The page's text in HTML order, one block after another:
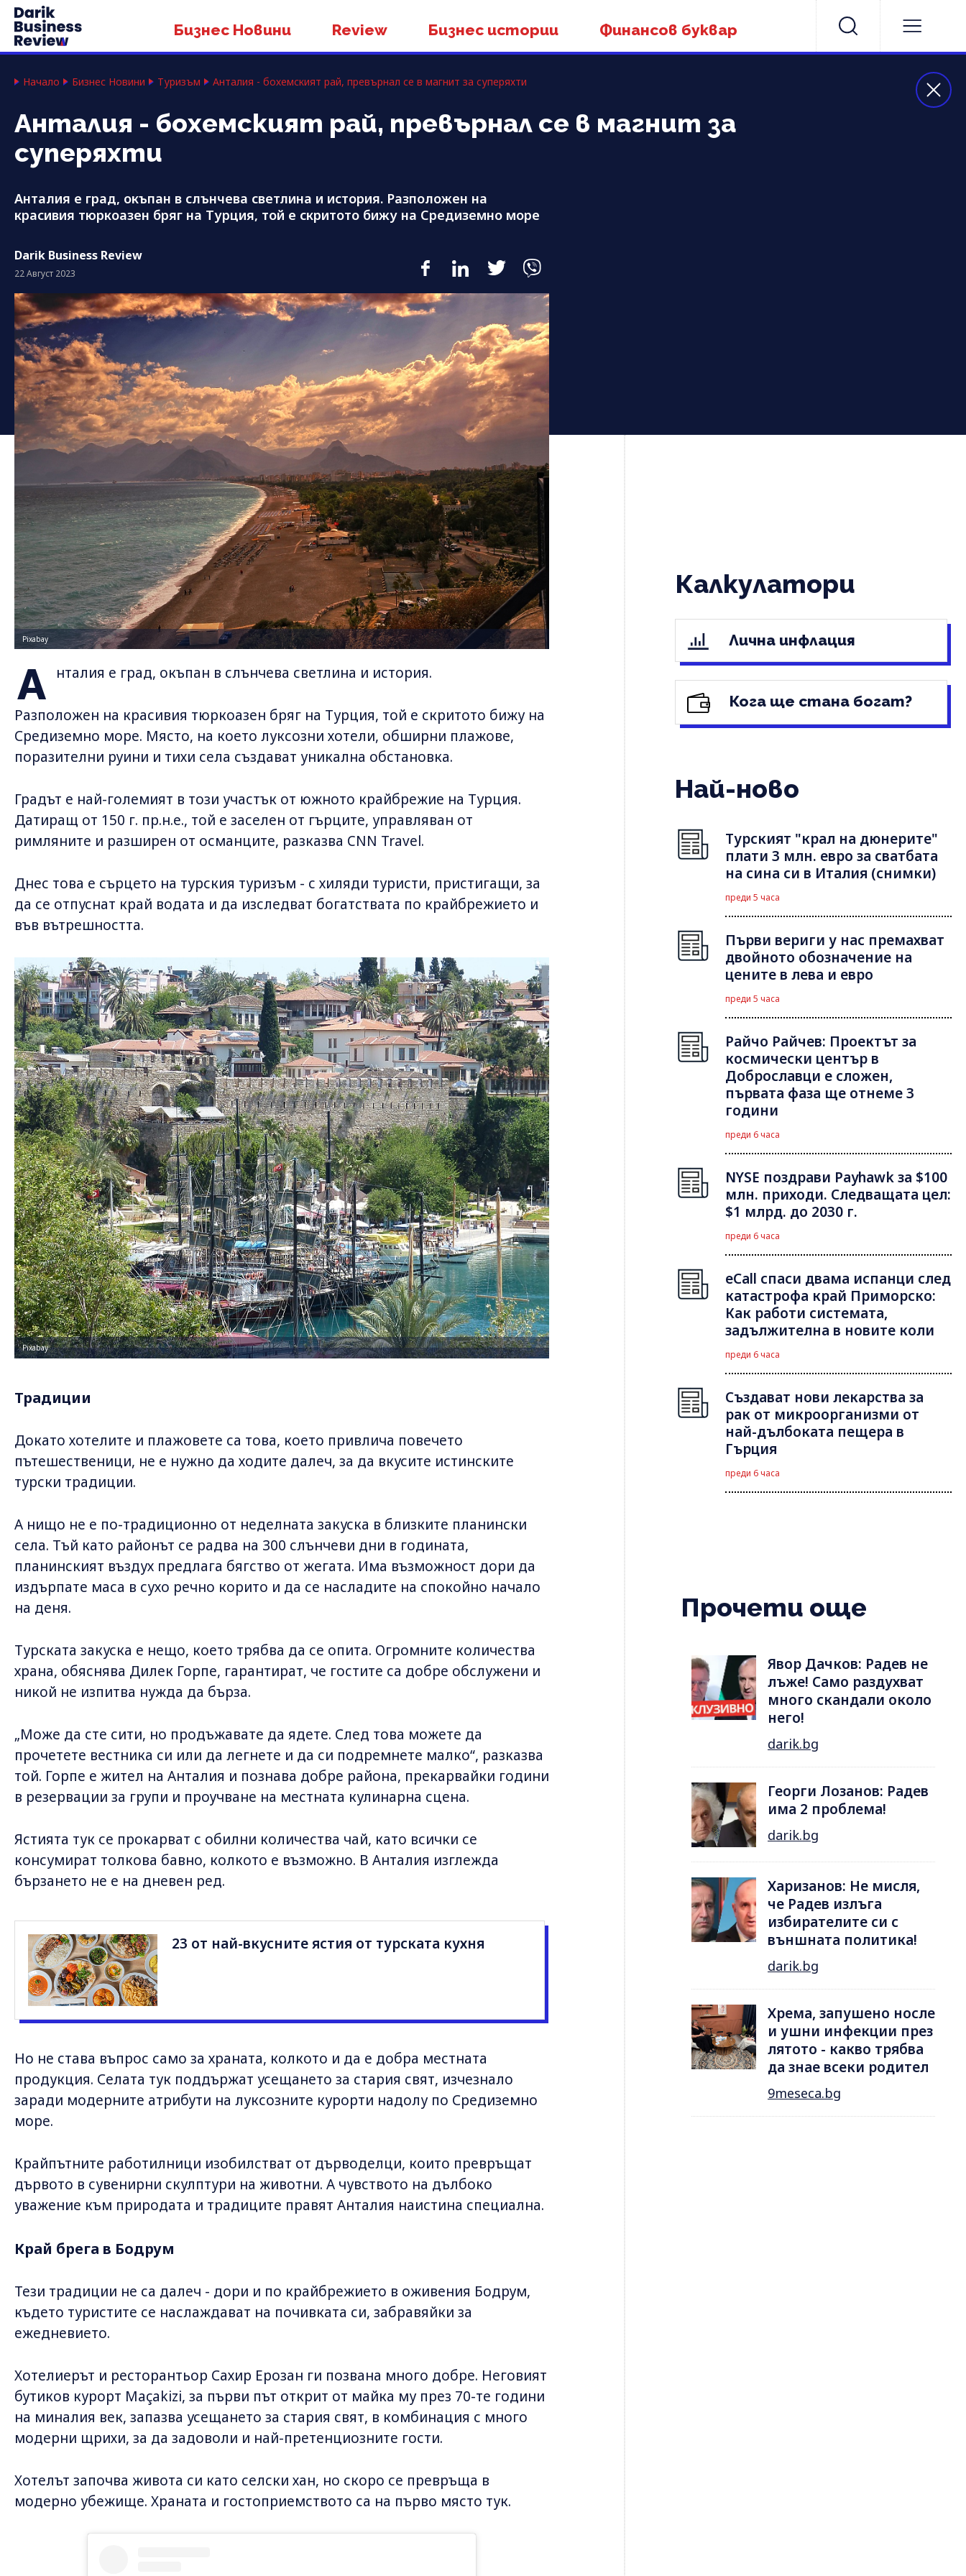
Бизнес Новини Review Бизнес истории Финансов буквар
Начало Бизнес Новини Туризъм Анталия - бохемският рай, превърнал се в магнит за суперяхти
Анталия - бохемският рай, превърнал се в магнит за
суперяхти
Анталия е град, окъпан в слънчева светлина и история. Разположен на
красивия тюркоазен бряг на Турция, той е скритото бижу на Средиземно море
Darik Business Review
22 Август 2023
Pixabay
А нталия е град, окъпан в слънчева светлина и история.
Разположен на красивия тюркоазен бряг на Турция, той е скритото бижу на
Средиземно море. Място, на което луксозни хотели, обширни плажове,
поразителни руини и тихи села създават уникална обстановка.
Градът е най-големият в този участък от южното крайбрежие на Турция.
Датиращ от 150 г. пр.н.е., той е заселен от гърците, управляван от
римляните и разширен от османците, разказва CNN Travel.
Днес това е сърцето на турския туризъм - с хиляди туристи, пристигащи, за
да се отпуснат край водата и да изследват богатствата по крайбрежието и
във вътрешността.
Pixabay
Традиции
Докато хотелите и плажовете са това, което привлича повечето
пътешественици, не е нужно да ходите далеч, за да вкусите истинските
турски традиции.
А нищо не е по-традиционно от неделната закуска в близките планински
села. Тъй като районът се радва на 300 слънчеви дни в годината,
планинският въздух предлага бягство от жегата. Има възможност дори да
издърпате маса в сухо речно корито и да се насладите на спокойно начало
на деня.
Турската закуска е нещо, което трябва да се опита. Огромните количества
храна, обяснява Дилек Горпе, гарантират, че гостите са добре обслужени и
никой не изпитва нужда да бърза.
„Може да сте сити, но продъжавате да ядете. След това можете да
прочетете вестника си или да легнете и да си подремнете малко“, разказва
той. Горпе е жител на Анталия и познава добре района, прекарвайки години
в резервации за групи и проучване на местната кулинарна сцена.
Ястията тук се прокарват с обилни количества чай, като всички се
консумират толкова бавно, колкото е възможно. В Анталия изглежда
бързането не е на дневен ред.
23 от най-вкусните ястия от турската кухня
Но не става въпрос само за храната, колкото и да е добра местната
продукция. Селата тук поддържат усещането за стария свят, изчезнало
заради модерните атрибути на луксозните курорти надолу по Средиземно
море.
Крайпътните работилници изобилстват от дърводелци, които превръщат
дървото в сувенирни скулптури на животни. А чувството на дълбоко
уважение към природата и традиците правят Анталия наистина специална.
Край брега в Бодрум
Тези традиции не са далеч - дори и по крайбрежието в оживения Бодрум,
където туристите се наслаждават на почивката си, забравяйки за
ежедневието.
Хотелиерът и ресторантьор Сахир Ерозан ги позвана много добре. Неговият
бутиков курорт Maçakizi, за първи път открит от майка му през 70-те години
на миналия век, запазва усещането за стария свят, в комбинация с много
модерни щрихи, за да задоволи и най-претенциозните гости.
Хотелът започва живота си като селски хан, но скоро се превръща в
модерно убежище. Храната и гостоприемството са на първо място тук.
Калкулатори
Лична инфлация
Кога ще стана богат?
Най-ново
Турският "крал на дюнерите"
плати 3 млн. евро за сватбата
на сина си в Италия (снимки)
преди 5 часа
Първи вериги у нас премахват
двойното обозначение на
цените в лева и евро
преди 5 часа
Райчо Райчев: Проектът за
космически център в
Доброславци е сложен,
първата фаза ще отнеме 3
години
преди 6 часа
NYSE поздрави Payhawk за $100
млн. приходи. Следващата цел:
$1 млрд. до 2030 г.
преди 6 часа
eCall спаси двама испанци след
катастрофа край Приморско:
Как работи системата,
задължителна в новите коли
преди 6 часа
Създават нови лекарства за
рак от микроорганизми от
най-дълбоката пещера в
Гърция
преди 6 часа
Прочети още
Явор Дачков: Радев не
лъже! Само раздухват
много скандали около
него!
darik.bg
Георги Лозанов: Радев
има 2 проблема!
darik.bg
Харизанов: Не мисля,
че Радев излъга
избирателите си с
външната политика!
darik.bg
Хрема, запушено носле
и ушни инфекции през
лятотo - какво трябва
да знае всеки родител
9meseca.bg